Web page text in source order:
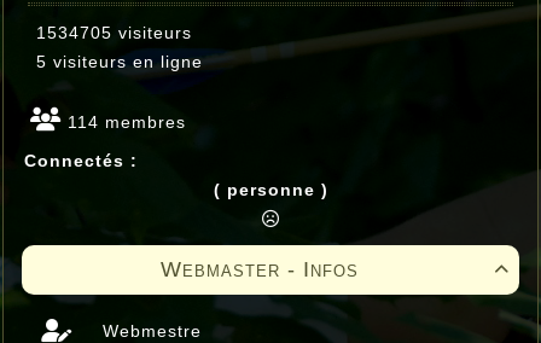
1534705 visiteurs
5 visiteurs en ligne
114 membres
Connectés :
( personne )

Webmaster - Infos
Webmestre